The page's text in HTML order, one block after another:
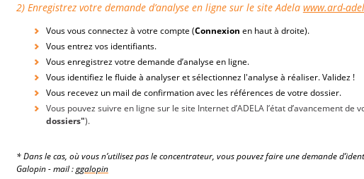
2) Enregistrez votre demande d’analyse en ligne sur le site Adela www.ard-
Vous vous connectez à votre compte (Connexion en haut à droite).
Vous entrez vos identifiants.
Vous enregistrez votre demande d’analyse en ligne.
Vous identifiez le fluide à analyser et sélectionnez l'analyse à réaliser. Validez !
Vous recevez un mail de confirmation avec les références de votre dossier.
Vous pouvez suivre en ligne sur le site Internet d’ADELA l’état d’avancement de
dossiers").
* Dans le cas, où vous n’utilisez pas le concentrateur, vous pouvez faire une demande
Galopin - mail :ggalopin